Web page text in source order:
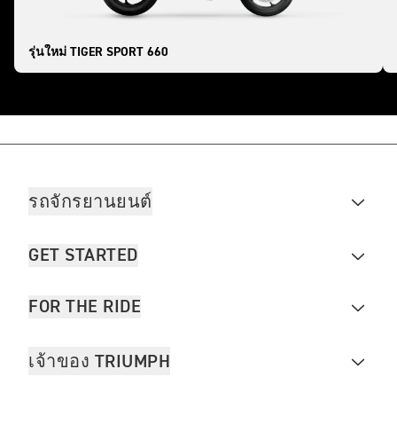
รุ่นใหม่ TIGER SPORT 660
รถจักรยานยนต์
GET STARTED
FOR THE RIDE
เจ้าของ TRIUMPH